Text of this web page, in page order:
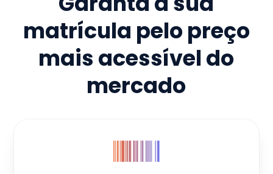
matrícula pelo preço
mais acessível do
mercado